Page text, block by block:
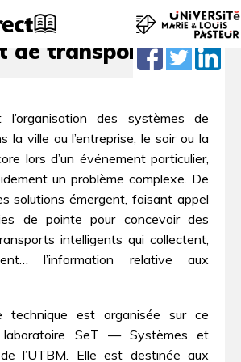
systèmes de
de transports
des systèmes de
la ville ou l’entreprise, le soir ou la
lors d’un événement particulier,
un problème complexe. De
solutions émergent, faisant appel
de pointe pour concevoir des
intelligents qui collectent,
l’information relative aux
technique est organisée sur ce
SeT — Systèmes et
l’UTBM. Elle est destinée aux